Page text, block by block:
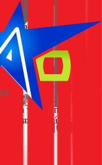
và khóa van nước
đó, cánh tủ, ngăn
thận.
bỏ các vách ngăn,
thước chính xác theo
nhẵn và dán nẹp
thẩm mỹ, tránh cho